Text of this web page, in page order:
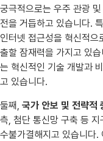
궁극적으로는 우주 관광
전을 거듭하고 있습니다.
인터넷 접근성을 혁신적
출할 잠재력을 가지고 있
는 혁신적인 기술 개발과
고 있습니다.
둘째, 국가 안보 및 전략적
측, 첨단 통신망 구축 등
수불가결해지고 있습니다.